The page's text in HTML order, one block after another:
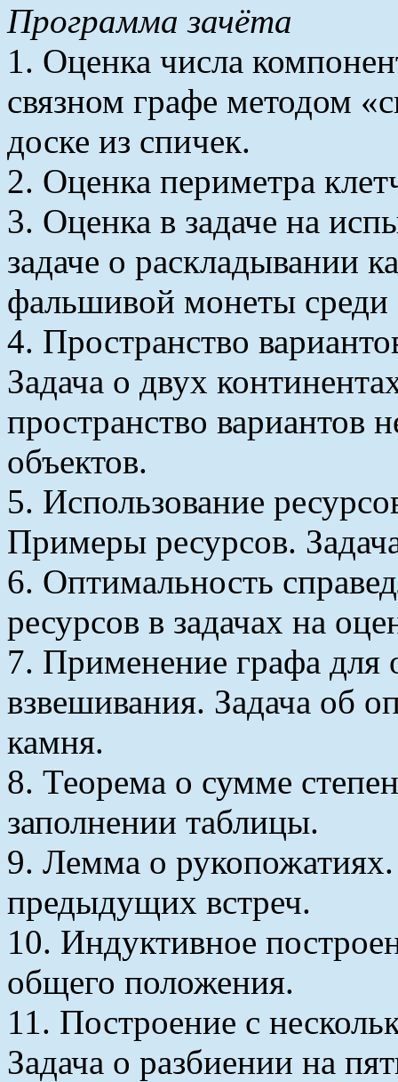
Программа зачёта
1. Оценка числа
связном графе методом
доске из спичек.
2. Оценка периметра
3. Оценка в задаче на
задаче о раскладывании
фальшивой монеты
4. Пространство
Задача о двух
пространство вариантов
объектов.
5. Использование
Примеры ресурсов.
6. Оптимальность
ресурсов в задачах на
7. Применение графа для
взвешивания. Задача об
камня.
8. Теорема о сумме
заполнении таблицы.
9. Лемма о
предыдущих встреч.
10. Индуктивное
общего положения.
11. Построение с
Задача о разбиении на